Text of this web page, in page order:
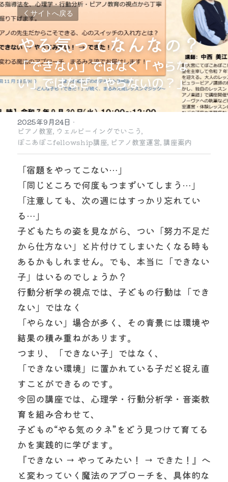
サイトへ戻る
やる気ってなんなの？
「できない」ではなく「やらな
い」ではなぜ「やらないの？」
2025年9月24日 ·
ピアノ教室, ウェルビーイングでいこう,
ぽこあぽこfellowship講座, ピアノ教室運営, 講座案内
「宿題をやってこない…」
「同じところで何度もつまずいてしまう…」
「注意しても、次の週にはすっかり忘れてい
る…」
子どもたちの姿を見ながら、つい「努力不足だ
から仕方ない」と片付けてしまいたくなる時も
あるかもしれません。でも、本当に「できない
子」はいるのでしょうか？
行動分析学の視点では、子どもの行動は「でき
ない」ではなく
「やらない」場合が多く、その背景には環境や
結果の積み重ねがあります。
つまり、「できない子」ではなく、
「できない環境」に置かれている子だと捉え直
すことができるのです。
今回の講座では、心理学・行動分析学・音楽教
育を組み合わせて、
子どもの“やる気のタネ”をどう見つけて育てる
かを実践的に学びます。
『できない → やってみたい！ → できた！』へ
と変わっていく魔法のアプローチを、具体的な